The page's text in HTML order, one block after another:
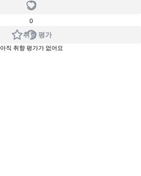
0
취향 평가
아직 취향 평가가 없어요